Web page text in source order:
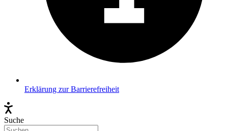
Erklärung zur Barrierefreiheit
Suche